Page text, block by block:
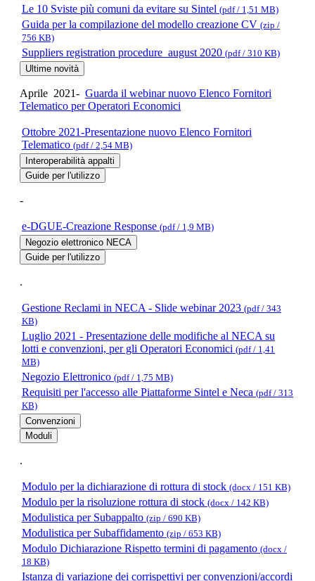
Le 10 Sviste più comuni da evitare su Sintel (pdf / 1,51 MB)
Guida per la compilazione del modello creazione CV (zip /
756 KB)
Suppliers registration procedure_august 2020 (pdf / 310 KB)
Ultime novità
Aprile 2021- Guarda il webinar nuovo Elenco Fornitori
Telematico per Operatori Economici
Ottobre 2021-Presentazione nuovo Elenco Fornitori
Telematico (pdf / 2,54 MB)
Interoperabilità appalti
Guide per l'utilizzo
-
e-DGUE-Creazione Response (pdf / 1,9 MB)
Negozio elettronico NECA
Guide per l'utilizzo
.
Gestione Reclami in NECA - Slide webinar 2023 (pdf / 343
KB)
Luglio 2021 - Presentazione delle modifiche al NECA su
lotti e convenzioni, per gli Operatori Economici (pdf / 1,41
MB)
Negozio Elettronico (pdf / 1,75 MB)
Requisiti per l'accesso alle Piattaforme Sintel e Neca (pdf / 313
KB)
Convenzioni
Moduli
.
Modulo per la dichiarazione di rottura di stock (docx / 151 KB)
Modulo per la risoluzione rottura di stock (docx / 142 KB)
Modulistica per Subappalto (zip / 690 KB)
Modulistica per Subaffidamento (zip / 653 KB)
Modulo Dichiarazione Rispetto termini di pagamento (docx /
18 KB)
Istanza di variazione dei corrispettivi per convenzioni/accordi